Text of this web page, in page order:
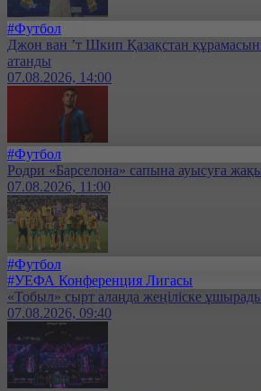
#Футбол
Джон ван ’т Шкип Қазақстан
атанды
07.08.2026, 14:00
#Футбол
Родри «Барселона» сапына ауысуға
07.08.2026, 11:00
#Футбол
#УЕФА Конференция Лигасы
«Тобыл» сырт алаңда жеңіліске
07.08.2026, 09:40